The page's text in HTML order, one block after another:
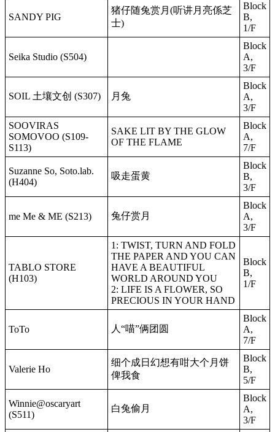
SANDY PIG
猪仔随兔赏月(听讲月亮係芝
士)
Block
B,
1/F
Seika Studio (S504)
Block
A,
3/F
SOIL 土壤文创 (S307) 月兔
Block
A,
3/F
SOOVIRAS
SOMOVOO (S109-
S113)
SAKE LIT BY THE GLOW
OF THE FLAME
Block
A,
7/F
Suzanne So, Soto.lab.
(H404)
吸走蛋黄
Block
B,
3/F
me Me & ME (S213) 兔仔赏月
Block
A,
3/F
TABLO STORE
(H103)
1: TWIST, TURN AND FOLD
THE PAPER AND YOU CAN
HAVE A BEAUTIFUL
WORLD AROUND YOU
2: LIFE IS A FLOWER, SO
PRECIOUS IN YOUR HAND
Block
B,
1/F
ToTo 人“喵”俩团圆
Block
A,
7/F
Valerie Ho
细个成日幻想有咁大个月饼
俾我食
Block
B,
5/F
Winnie@oscaryart
(S511)
白兔偷月
Block
A,
3/F